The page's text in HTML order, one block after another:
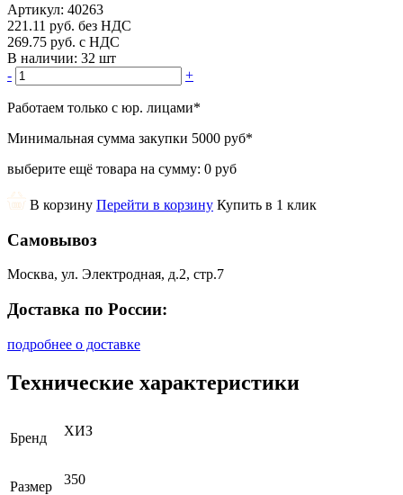
Артикул: 40263
221.11 руб. без НДС
269.75 руб. с НДС
В наличии: 32 шт
-
+
Работаем только с юр. лицами*
Минимальная сумма закупки 5000 руб*
выберите ещё товара на сумму: 0 руб
В корзину Перейти в корзину Купить в 1 клик
Самовывоз
Москва, ул. Электродная, д.2, стр.7
Доставка по России:
подробнее о доставке
Технические характеристики
Бренд ХИЗ
Размер 350